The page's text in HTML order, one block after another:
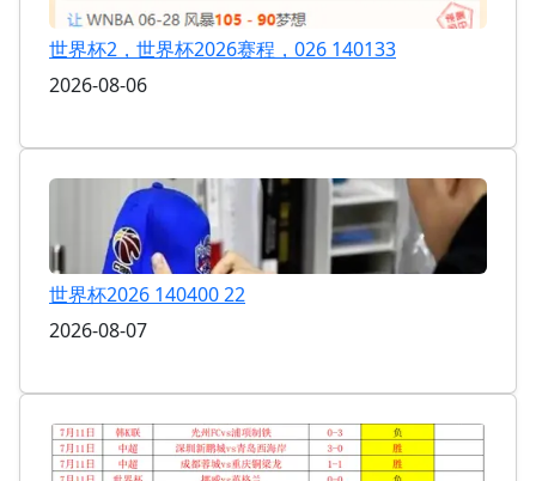
世界杯2，世界杯2026赛程，026 140133
2026-08-06
世界杯2026 140400 22
2026-08-07